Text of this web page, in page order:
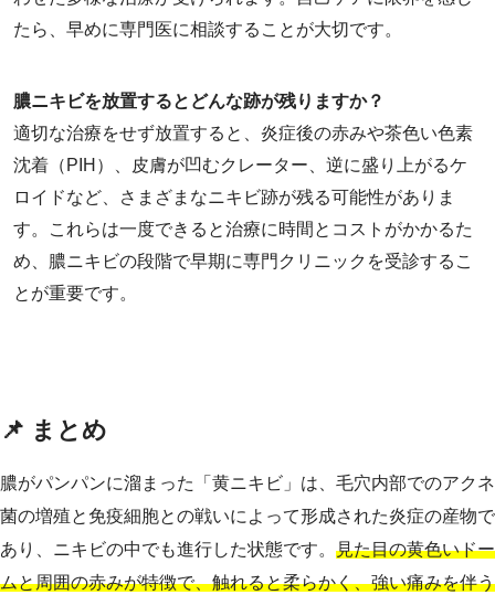
たら、早めに専門医に相談することが大切です。
膿ニキビを放置するとどんな跡が残りますか？
適切な治療をせず放置すると、炎症後の赤みや茶色い色素
沈着（PIH）、皮膚が凹むクレーター、逆に盛り上がるケ
ロイドなど、さまざまなニキビ跡が残る可能性がありま
す。これらは一度できると治療に時間とコストがかかるた
め、膿ニキビの段階で早期に専門クリニックを受診するこ
とが重要です。
📌 まとめ
膿がパンパンに溜まった「黄ニキビ」は、毛穴内部でのアクネ
菌の増殖と免疫細胞との戦いによって形成された炎症の産物で
あり、ニキビの中でも進行した状態です。 見た目の黄色いドー
ムと周囲の赤みが特徴で、触れると柔らかく、強い痛みを伴う